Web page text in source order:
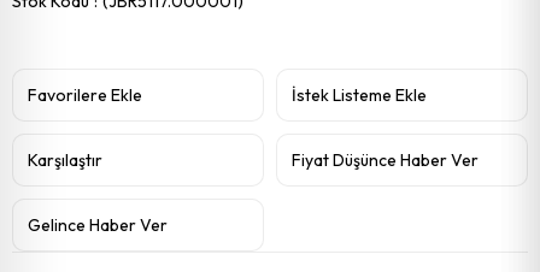
Favorilere Ekle İstek Listeme Ekle
Karşılaştır Fiyat Düşünce Haber Ver
Gelince Haber Ver